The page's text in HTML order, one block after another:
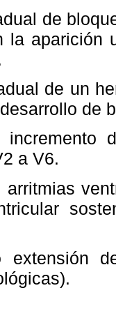
de
la aparición
de un
de
a V6.
arritmias